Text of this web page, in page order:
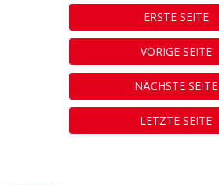
ERSTE SEITE
VORIGE SEITE
NÄCHSTE SEITE
LETZTE SEITE